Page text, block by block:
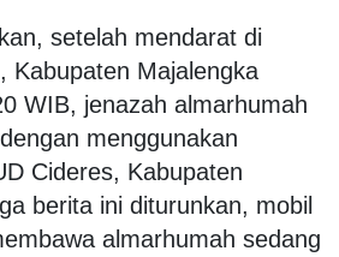
setelah mendarat di
Kabupaten Majalengka
WIB, jenazah almarhumah
menggunakan
Cideres, Kabupaten
berita ini diturunkan, mobil
almarhumah sedang